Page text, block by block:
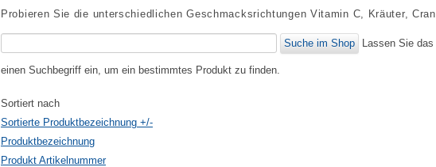
Probieren Sie die unterschiedlichen Geschmacksrichtungen Vitamin C, Kräuter,
Lassen Sie
einen Suchbegriff ein, um ein bestimmtes Produkt zu finden.
Sortiert nach
Sortierte Produktbezeichnung +/-
Produktbezeichnung
Produkt Artikelnummer